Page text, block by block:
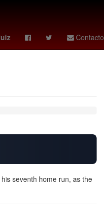
Contacto
seventh home run, as the